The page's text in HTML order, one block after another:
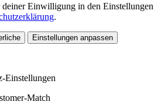
Einwilligung in den Einstellungen
.
Einstellungen anpassen
Einstellungen
Match